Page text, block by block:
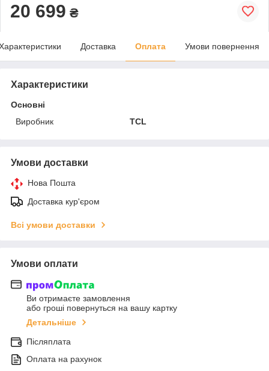
20 699 ₴
Доставка Оплата Умови повернення
Характеристики
Основні
Виробник
TCL
Умови доставки
Нова Пошта
Доставка кур'єром
Всі умови доставки
Умови оплати
Ви отримаєте замовлення
або гроші повернуться на вашу картку
Детальніше
Післяплата
Оплата на рахунок